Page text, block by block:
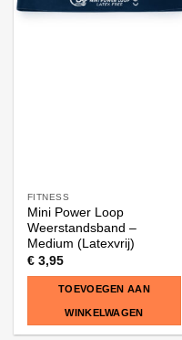
FITNESS
Mini Power Loop
Weerstandsband –
Medium (Latexvrij)
€3,95
TOEVOEGEN AAN
WINKELWAGEN